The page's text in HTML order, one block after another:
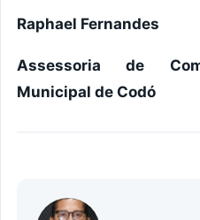
Raphael Fernandes
Assessoria de
Municipal de Codó